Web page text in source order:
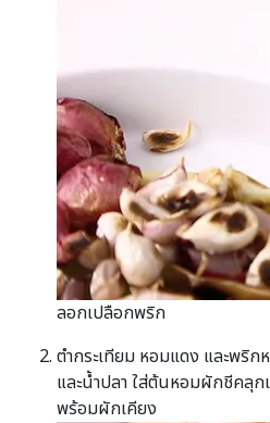
ลอกเปลือกพริก
ตำกระเทียม หอมแดง และพริ
และน้ำปลา ใส่ต้นหอมผักชีคลุก
พร้อมผักเคียง